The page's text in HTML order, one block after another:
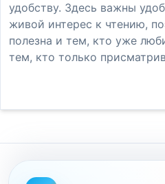
удобству. Здесь важны
живой интерес к чтению,
полезна и тем, кто уже
тем, кто только